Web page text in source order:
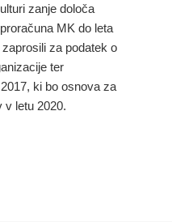
zanje določa
MK do leta
za podatek o
ter
ki bo osnova za
v letu 2020.